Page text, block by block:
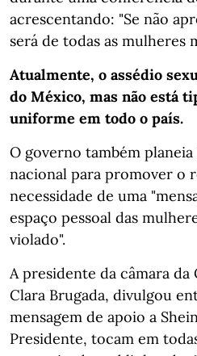
acrescentando: "Se não
será de todas as mulheres
Atualmente, o assédio
do México, mas não está
uniforme em todo o país.
O governo também
nacional para promover o
necessidade de uma
espaço pessoal das
violado".
A presidente da câmara
Clara Brugada, divulgou
mensagem de apoio a
Presidente, tocam em